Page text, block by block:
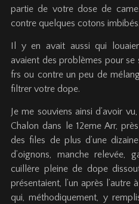
partie de votre dose de
contre quelques cotons imbibés.
Il y en avait aussi qui
avaient des problèmes pour
frs ou contre un peu de
filtrer votre dope.
Je me souviens ainsi d’avoir
Chalon dans le 12eme Arr,
des files de plus d’une
d’oignons, manche relevée,
cuillère pleine de dope
présentaient, l’un après
qui, méthodiquement, y